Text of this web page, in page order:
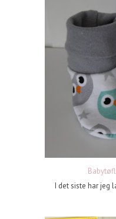
I det siste har jeg